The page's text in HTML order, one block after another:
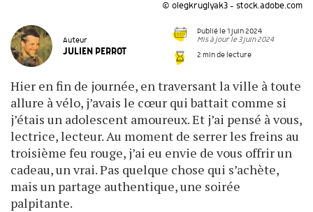
© olegkruglyak3 - stock.adobe.com
Auteur
JULIEN PERROT
Publié le 1 juin 2024
Mis à jour le 3 juin 2024
2 min de lecture
Hier en fin de journée, en traversant la ville à toute
allure à vélo, j’avais le cœur qui battait comme si
j’étais un ado­­lescent amoureux. Et j’ai pensé à vous,
lectrice, lecteur. Au moment de serrer les freins au
troisième feu rouge, j’ai eu envie de vous offrir un
cadeau, un vrai. Pas quelque chose qui s’achète,
mais un partage authentique, une soirée
palpitante.